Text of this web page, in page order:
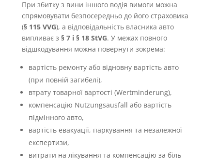
При збитку з вини іншого водія вимоги можна
спрямовувати безпосередньо до його страховика
(§ 115 VVG), а відповідальність власника авто
випливає з § 7 і § 18 StVG. У межах повного
відшкодування можна повернути зокрема:
вартість ремонту або відновну вартість авто
(при повній загибелі),
втрату товарної вартості (Wertminderung),
компенсацію Nutzungsausfall або вартість
підмінного авто,
вартість евакуації, паркування та незалежної
експертизи,
витрати на лікування та компенсацію за біль